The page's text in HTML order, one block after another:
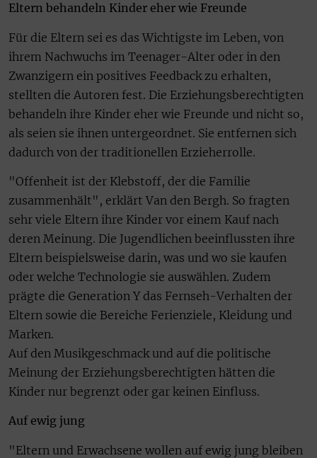
Eltern behandeln Kinder eher wie Freunde
Für die Eltern sei es das Wichtigste im Leben, von
ihrem Nachwuchs im Teenager-Alter oder in den
Zwanzigern ein positives Feedback zu erhalten,
stellten die Autoren fest. Die Erziehungsberechtigten
behandeln ihre Kinder eher wie Freunde und nicht so,
als seien sie ihnen untergeordnet. Sie entfernen sich
dadurch von der traditionellen Erzieherrolle.
"Offenheit ist der Klebstoff, der die Familie
zusammenhält", erklärt Van den Bergh. So fragten
sehr viele Eltern ihre Kinder vor einem Kauf nach
deren Meinung. Die Jugendlichen beeinflussten ihre
Eltern beispielsweise darin, was und wo sie kaufen
oder welche Technologie sie auswählen. Zudem
prägte die Generation Y das Fernseh-Verhalten der
Eltern sowie die Bereiche Ferienziele, Kleidung und
Marken.
Auf den Musikgeschmack und auf die politische
Meinung der Erziehungsberechtigten hätten die
Kinder nur begrenzt oder gar keinen Einfluss.
Auf ewig jung
"Eltern und Erwachsene wollen auf ewig jung bleiben